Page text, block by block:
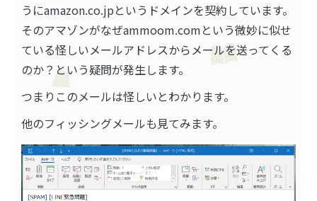
うにamazon.co.jpというドメインを契約しています。
そのアマゾンがなぜammoom.comという微妙に似せ
ている怪しいメールアドレスからメールを送ってくる
のか？という疑問が発生します。
つまりこのメールは怪しいとわかります。
他のフィッシングメールも見てみます。